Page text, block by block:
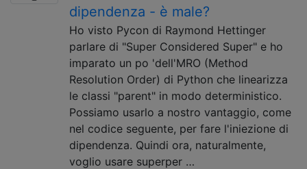
dipendenza - è male?
Ho visto Pycon di Raymond Hettinger
parlare di "Super Considered Super" e ho
imparato un po 'dell'MRO (Method
Resolution Order) di Python che linearizza
le classi "parent" in modo deterministico.
Possiamo usarlo a nostro vantaggio, come
nel codice seguente, per fare l'iniezione di
dipendenza. Quindi ora, naturalmente,
voglio usare superper …